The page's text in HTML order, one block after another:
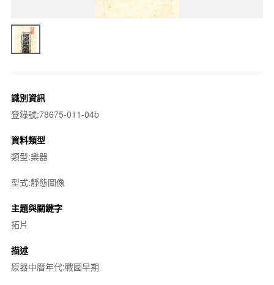
識別資訊
登錄號:78675-011-04b
資料類型
類型:樂器
型式:靜態圖像
主題與關鍵字
拓片
描述
原器中曆年代:戰國早期